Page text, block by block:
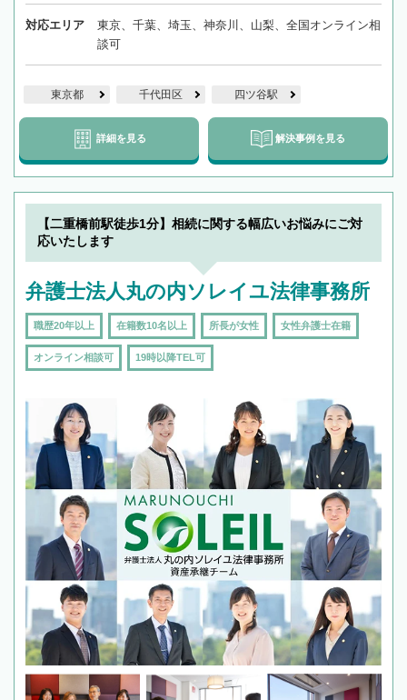
対応エリア
東京、千葉、埼玉、神奈川、山梨、全国オンライン相
談可
東京都 千代田区 四ツ谷駅
詳細を見る 解決事例を見る
【二重橋前駅徒歩1分】相続に関する幅広いお悩みにご対
応いたします
弁護士法人丸の内ソレイユ法律事務所
職歴20年以上 在籍数10名以上 所長が女性 女性弁護士在籍
オンライン相談可 19時以降TEL可